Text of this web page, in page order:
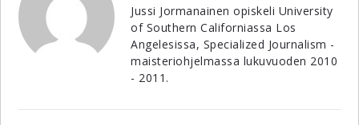
Jussi Jormanainen opiskeli University
of Southern Californiassa Los
Angelesissa, Specialized Journalism -
maisteriohjelmassa lukuvuoden 2010
- 2011.